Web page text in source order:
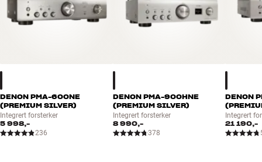
DENON PMA-600NE
(PREMIUM SILVER)
Integrert forsterker
5 998,-
236
DENON PMA-900HNE
(PREMIUM SILVER)
Integrert forsterker
8 990,-
378
DENON
Integrert
21 190,-